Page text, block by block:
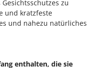
zu
und kratzfeste
und nahezu natürliches
enthalten, die sie